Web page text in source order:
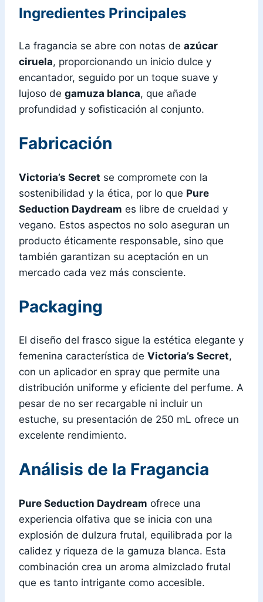
Ingredientes Principales
La fragancia se abre con notas de azúcar
ciruela, proporcionando un inicio dulce y
encantador, seguido por un toque suave y
lujoso de gamuza blanca, que añade
profundidad y sofisticación al conjunto.
Fabricación
Victoria’s Secret se compromete con la
sostenibilidad y la ética, por lo que Pure
Seduction Daydream es libre de crueldad y
vegano. Estos aspectos no solo aseguran un
producto éticamente responsable, sino que
también garantizan su aceptación en un
mercado cada vez más consciente.
Packaging
El diseño del frasco sigue la estética elegante y
femenina característica de Victoria’s Secret,
con un aplicador en spray que permite una
distribución uniforme y eficiente del perfume. A
pesar de no ser recargable ni incluir un
estuche, su presentación de 250 mL ofrece un
excelente rendimiento.
Análisis de la Fragancia
Pure Seduction Daydream ofrece una
experiencia olfativa que se inicia con una
explosión de dulzura frutal, equilibrada por la
calidez y riqueza de la gamuza blanca. Esta
combinación crea un aroma almizclado frutal
que es tanto intrigante como accesible.